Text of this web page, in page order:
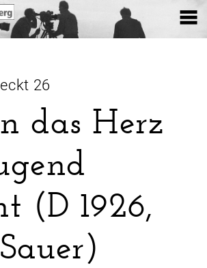
26
das Herz
(D 1926,